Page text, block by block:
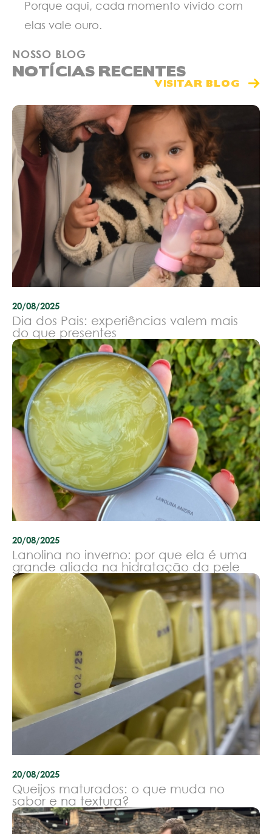
Porque aqui, cada momento vivido com
elas vale ouro.
NOSSO BLOG
NOTÍCIAS RECENTES
VISITAR BLOG
20/08/2025
Dia dos Pais: experiências valem mais
do que presentes
20/08/2025
Lanolina no inverno: por que ela é uma
grande aliada na hidratação da pele
20/08/2025
Queijos maturados: o que muda no
sabor e na textura?